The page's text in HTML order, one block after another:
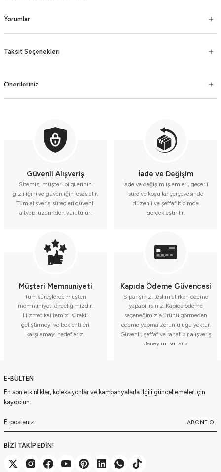
Yorumlar
Taksit Seçenekleri
Önerileriniz
Güvenli Alışveriş
Sitemiz, müşteri bilgilerinin
gizliliğini ve güvenliğini esas alır.
Tüm alışveriş süreçleri güvenli
altyapı üzerinden yürütülür.
İade ve Değişim
İade ve değişim işlemleri, geçerli
süre ve koşullar çerçevesinde
düzenli ve şeffaf biçimde
gerçekleştirilir.
Müşteri Memnuniyeti
Tüm süreçlerde müşteri
memnuniyeti önceliğimizdir.
Hizmet kalitemizi sürekli
geliştirmeyi ve beklentileri
karşılamayı hedefleriz.
Kapıda Ödeme Güvencesi
Siparişinizi teslim alırken ödeme
yapabilirsiniz. Kapıda ödeme
seçeneğimizle ürünü görmeden
ödeme yapma zorunluluğu yoktur.
Güvenli, şeffaf ve rahat bir alışveriş
deneyimi sunarız
E-BÜLTEN
En son etkinlikler, koleksiyonlar ve kampanyalarla ilgili güncellemeler için
kaydolun.
ABONE OL
BİZİ TAKİP EDİN!